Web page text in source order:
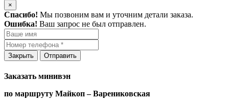
×
Спасибо! Мы позвоним вам и уточним детали заказа.
Ошибка! Ваш запрос не был отправлен.
Закрыть Отправить
Заказать минивэн
по маршруту Майкоп – Варениковская